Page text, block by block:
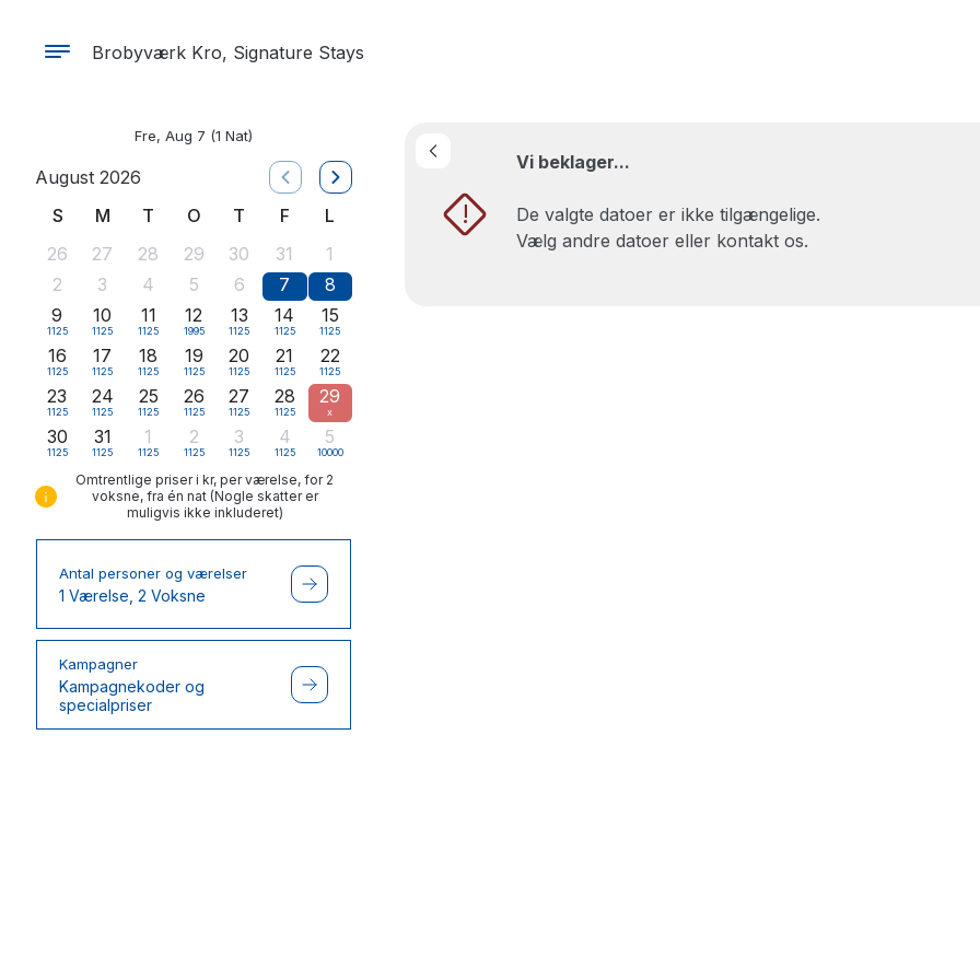
Brobyværk Kro, Signature Stays
Fre, Aug 7 (1 Nat)
August 2026
S
M T O T F
L
26
27 28 29 30 31
1
2
3 4 5 6 7
8
9
1125
10
1125
11
1125
12
1995
13
1125
14
1125
15
1125
16
1125
17
1125
18
1125
19
1125
20
1125
21
1125
22
1125
23
1125
24
1125
25
1125
26
1125
27
1125
28
1125
29
x
30
1125
31
1125
1
1125
2
1125
3
1125
4
1125
5
10000
Omtrentlige priser i kr, per værelse, for 2
voksne, fra én nat (Nogle skatter er
muligvis ikke inkluderet)
Antal personer og værelser
1 Værelse, 2 Voksne
Kampagner
Kampagnekoder og
specialpriser
!
Vi beklager...
De valgte datoer er ikke tilgængelige.
Vælg andre datoer eller kontakt os.